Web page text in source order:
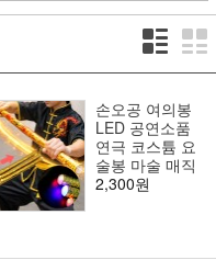
손오공 여의봉
LED 공연소품
연극 코스튬 요
술봉 마술 매직
2,300원